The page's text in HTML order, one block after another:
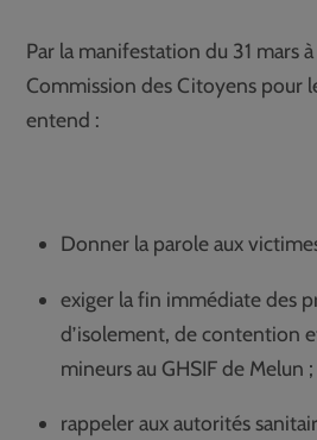
Par la manifestation du 31 mars
Commission des Citoyens pour
entend :
Donner la parole aux
exiger la fin immédiate des
d’isolement, de contention
mineurs au GHSIF de Melun ;
rappeler aux autorités